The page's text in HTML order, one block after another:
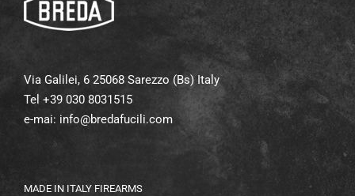
Via Galilei, 6 25068 Sarezzo (Bs) Italy
Tel +39 030 8031515
e-mai: info@bredafucili.com
MADE IN ITALY FIREARMS